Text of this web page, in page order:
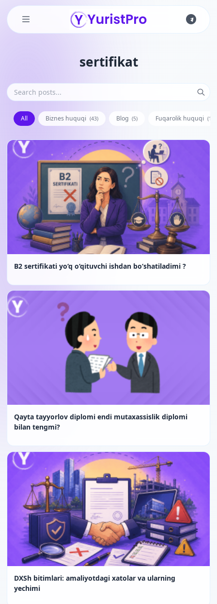
sertifikat
All Biznes huquqi (43) Blog (5) Fuqarolik huquqi
B2 sertifikati yo‘q o‘qituvchi ishdan bo‘shatiladimi ?
Qayta tayyorlov diplomi endi mutaxassislik diplomi
bilan tengmi?
DXSh bitimlari: amaliyotdagi xatolar va ularning
yechimi